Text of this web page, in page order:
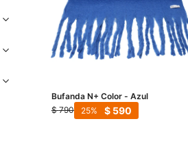
Bufanda N+ Color - Azul
$ 790 $ 590
25